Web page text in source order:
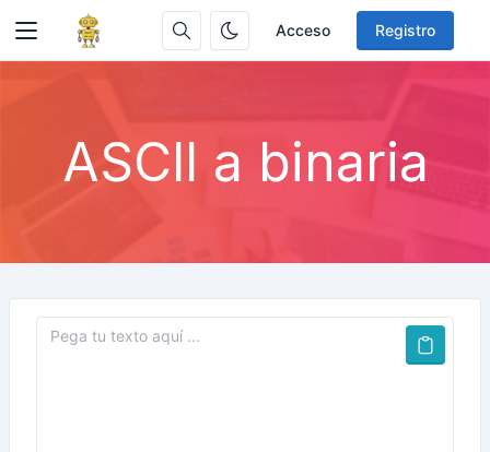
Acceso Registro
ASCII a binaria